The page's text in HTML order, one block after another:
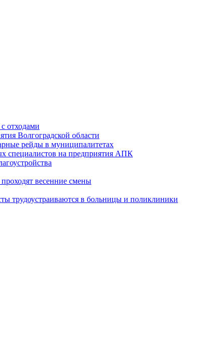
отходами
Волгоградской области
рейды в муниципалитетах
специалистов на предприятия АПК
весенние смены
трудоустраиваются в больницы и поликлиники